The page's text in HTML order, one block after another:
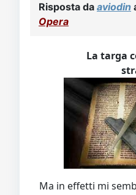
Risposta da aviodin
Opera
La targa
Ma in effetti mi